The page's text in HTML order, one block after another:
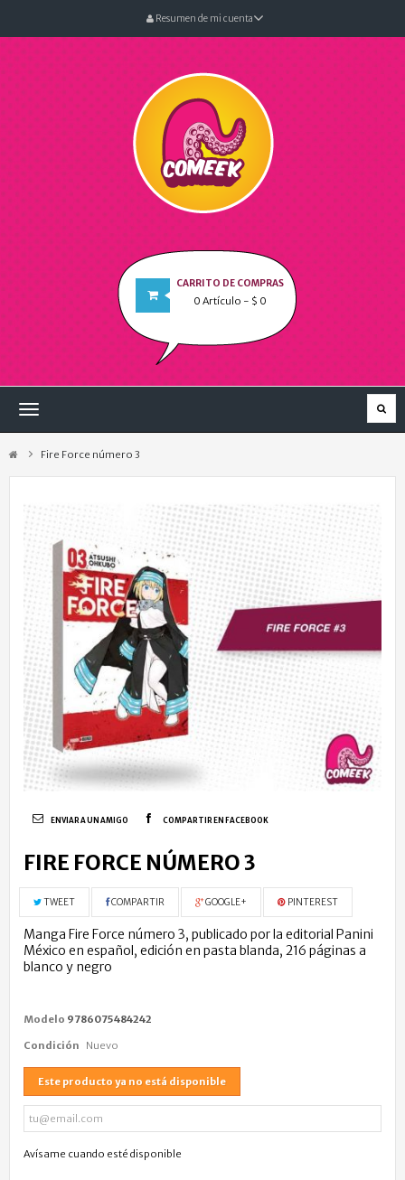
Resumen de mi cuenta
CARRITO DE COMPRAS
0 Artículo - $ 0
Navegación
Fire Force número 3
ENVIAR A UN AMIGO COMPARTIR EN FACEBOOK
FIRE FORCE NÚMERO 3
TWEET COMPARTIR GOOGLE+ PINTEREST
Manga Fire Force número 3, publicado por la editorial Panini
México en español, edición en pasta blanda, 216 páginas a
blanco y negro
Modelo 9786075484242
Condición Nuevo
Este producto ya no está disponible
Avísame cuando esté disponible